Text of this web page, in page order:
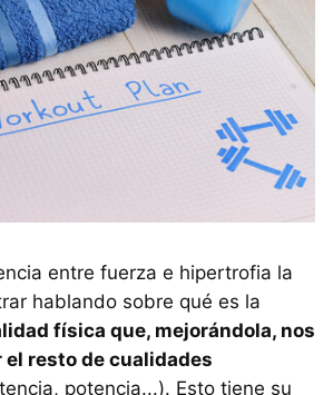
entre fuerza e hipertrofia la
hablando sobre qué es la
física que, mejorándola, nos
resto de cualidades
potencia...). Esto tiene su